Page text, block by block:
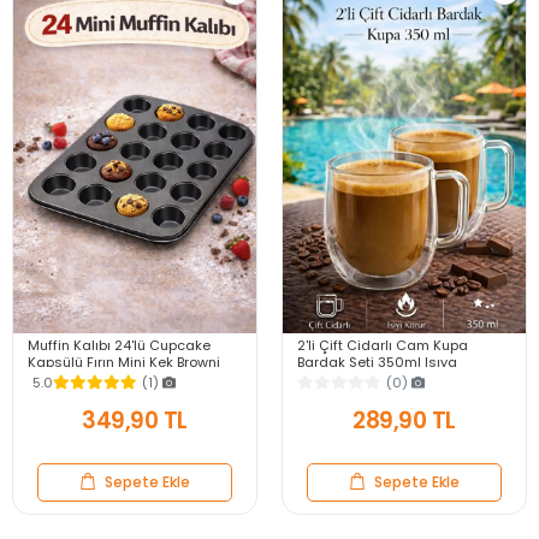
Muffin Kalıbı 24'lü Cupcake
Kapsülü Fırın Mini Kek Browni
Kekstra Kurabiye Kalıbı Muffin
Baking Pan
5.0 (1)
349,90 TL
Sepete Ekle
2'li Çift Cidarlı Cam Kupa
Bardak Seti 350ml Isıya
Dayanıklı Espresso Sunum
Kulplu Kahve Bardağı
(0)
289,90 TL
Sepete Ekle